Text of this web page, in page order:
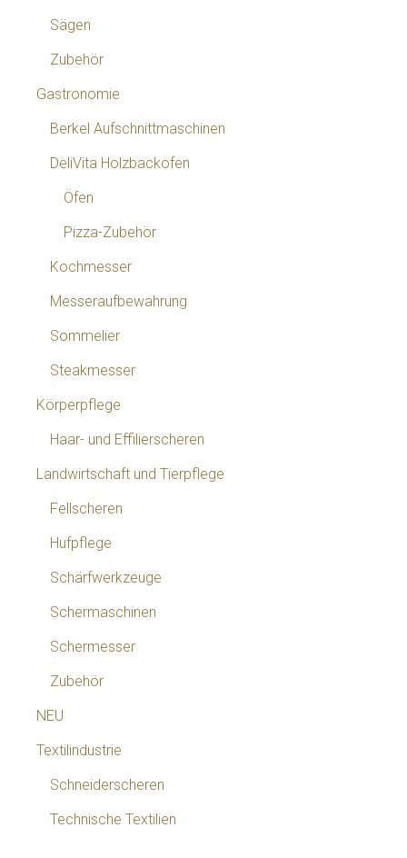
Sägen
Zubehör
Gastronomie
Berkel Aufschnittmaschinen
DeliVita Holzbackofen
Öfen
Pizza-Zubehör
Kochmesser
Messeraufbewahrung
Sommelier
Steakmesser
Körperpflege
Haar- und Effilierscheren
Landwirtschaft und Tierpflege
Fellscheren
Hufpflege
Schärfwerkzeuge
Schermaschinen
Schermesser
Zubehör
NEU
Textilindustrie
Schneiderscheren
Technische Textilien